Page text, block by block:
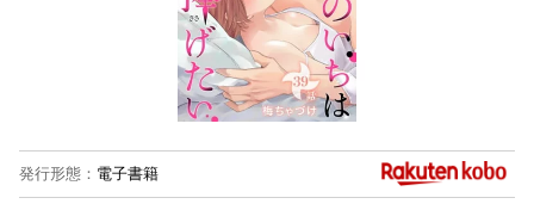
発行形態 ： 電子書籍